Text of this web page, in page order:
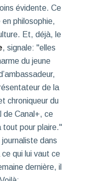
évidente. Ce
philosophie,
Et, déjà, le
, signale: "elles
du jeune
de la
chroniqueur du
de Canal+, ce
tout pour plaire."
journaliste dans
qui lui vaut ce
dernière, il